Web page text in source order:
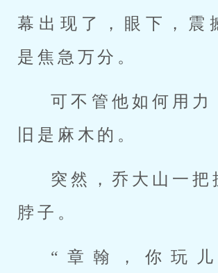
幕出现了，眼下，震
是焦急万分。
可不管他如何用力
旧是麻木的。
突然，乔大山一把
脖子。
“章翰，你玩